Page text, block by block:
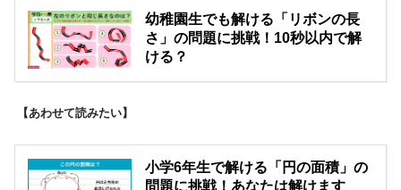
幼稚園生でも解ける「リボンの長
さ」の問題に挑戦！10秒以内で解
ける？
【あわせて読みたい】
小学6年生で解ける「円の面積」の
問題に挑戦！あなたは解けます